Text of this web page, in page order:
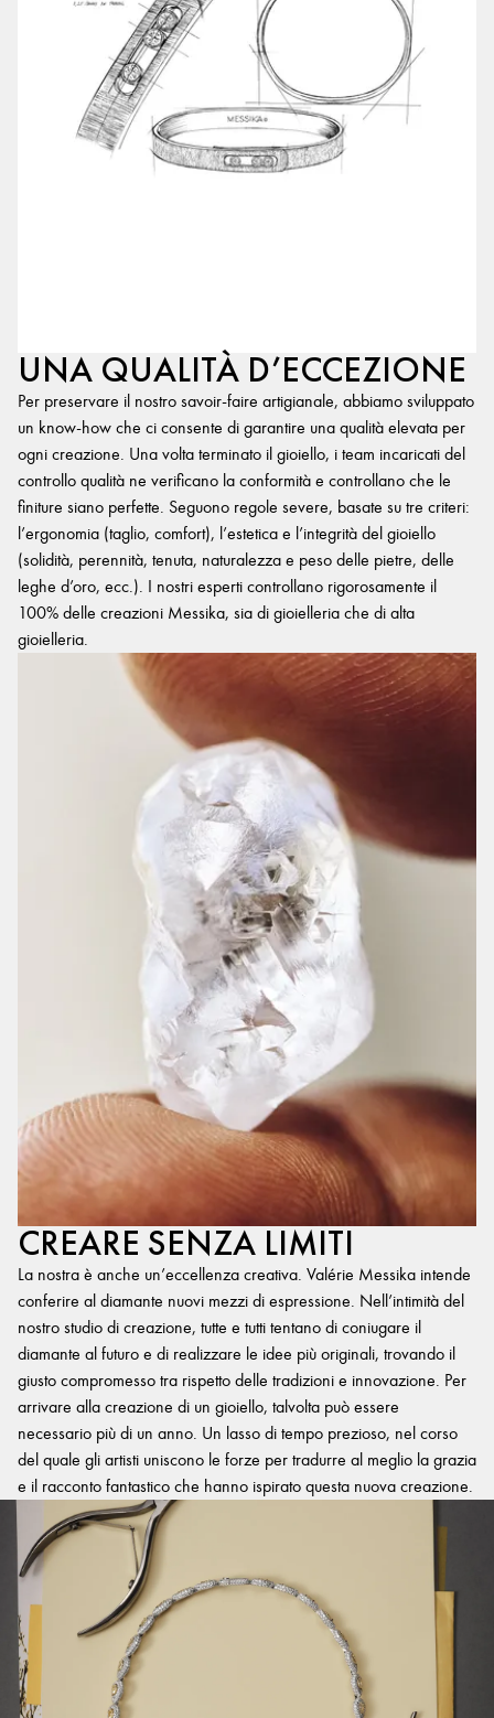
UNA QUALITÀ D’ECCEZIONE
Per preservare il nostro savoir-faire artigianale, abbiamo sviluppato
un know-how che ci consente di garantire una qualità elevata per
ogni creazione. Una volta terminato il gioiello, i team incaricati del
controllo qualità ne verificano la conformità e controllano che le
finiture siano perfette. Seguono regole severe, basate su tre criteri:
l’ergonomia (taglio, comfort), l’estetica e l’integrità del gioiello
(solidità, perennità, tenuta, naturalezza e peso delle pietre, delle
leghe d’oro, ecc.). I nostri esperti controllano rigorosamente il
100% delle creazioni Messika, sia di gioielleria che di alta
gioielleria.
CREARE SENZA LIMITI
La nostra è anche un’eccellenza creativa. Valérie Messika intende
conferire al diamante nuovi mezzi di espressione. Nell’intimità del
nostro studio di creazione, tutte e tutti tentano di coniugare il
diamante al futuro e di realizzare le idee più originali, trovando il
giusto compromesso tra rispetto delle tradizioni e innovazione. Per
arrivare alla creazione di un gioiello, talvolta può essere
necessario più di un anno. Un lasso di tempo prezioso, nel corso
del quale gli artisti uniscono le forze per tradurre al meglio la grazia
e il racconto fantastico che hanno ispirato questa nuova creazione.